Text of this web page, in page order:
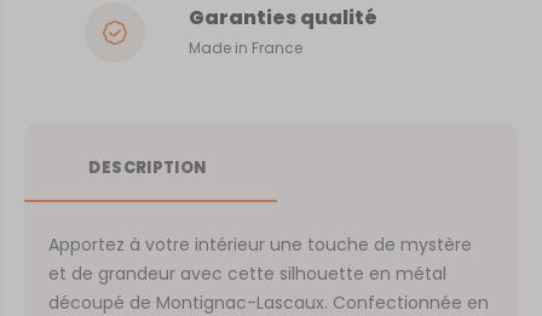
Garanties qualité
Made in France
DESCRIPTION
Apportez à votre intérieur une touche de mystère
et de grandeur avec cette silhouette en métal
découpé de Montignac-Lascaux. Confectionnée en